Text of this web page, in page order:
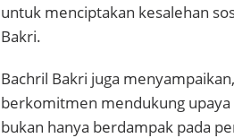
untuk menciptakan kesalehan
Bakri.
Bachril Bakri juga
berkomitmen mendukung
bukan hanya berdampak pada